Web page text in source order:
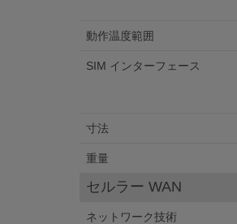
動作温度範囲
SIM インターフェース
寸法
重量
セルラー WAN
ネットワーク技術